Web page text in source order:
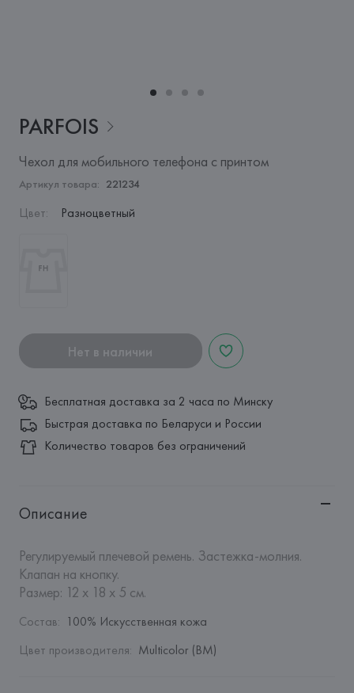
PARFOIS
Чехол для мобильного телефона с принтом
Артикул товара: 221234
Цвет: Разноцветный
Нет в наличии
Бесплатная доставка за 2 часа по Минску
Быстрая доставка по Беларуси и России
Количество товаров без ограничений
Описание
Регулируемый плечевой ремень. Застежка-молния.
Клапан на кнопку.
Размер: 12 x 18 x 5 см.
Состав: 100% Искусственная кожа
Цвет производителя: Multicolor (BM)